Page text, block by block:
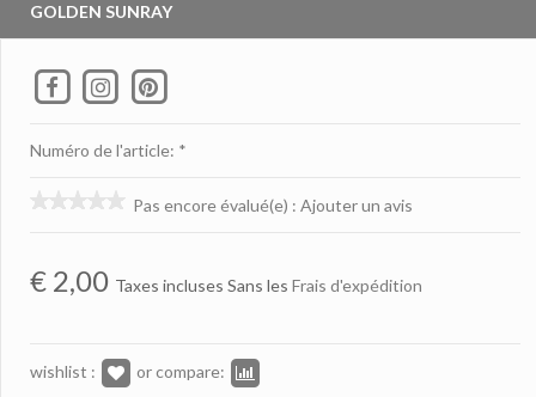
GOLDEN SUNRAY
Numéro de l'article: *
Pas encore évalué(e) : Ajouter un avis
€ 2,00 Taxes incluses Sans les Frais d'expédition
wishlist : or compare: